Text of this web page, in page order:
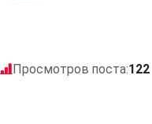
Просмотров поста:122